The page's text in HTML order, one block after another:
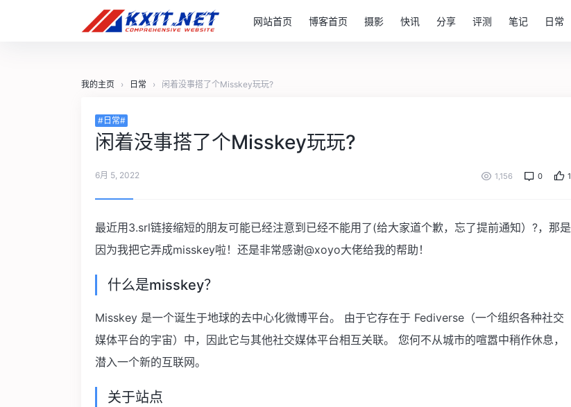
网站首页 博客首页 摄影 快讯 分享 评测 笔记 日常
我的主页 › 日常 › 闲着没事搭了个Misskey玩玩?
#日常#
闲着没事搭了个Misskey玩玩?
6月 5, 2022 1,156 0 1
最近用3.srl链接缩短的朋友可能已经注意到已经不能用了(给大家道个歉，忘了提前通知）?，那是
因为我把它弄成misskey啦！还是非常感谢@xoyo大佬给我的帮助！
什么是misskey？
Misskey 是一个诞生于地球的去中心化微博平台。 由于它存在于 Fediverse（一个组织各种社交
媒体平台的宇宙）中，因此它与其他社交媒体平台相互关联。 您何不从城市的喧嚣中稍作休息，
潜入一个新的互联网。
关于站点